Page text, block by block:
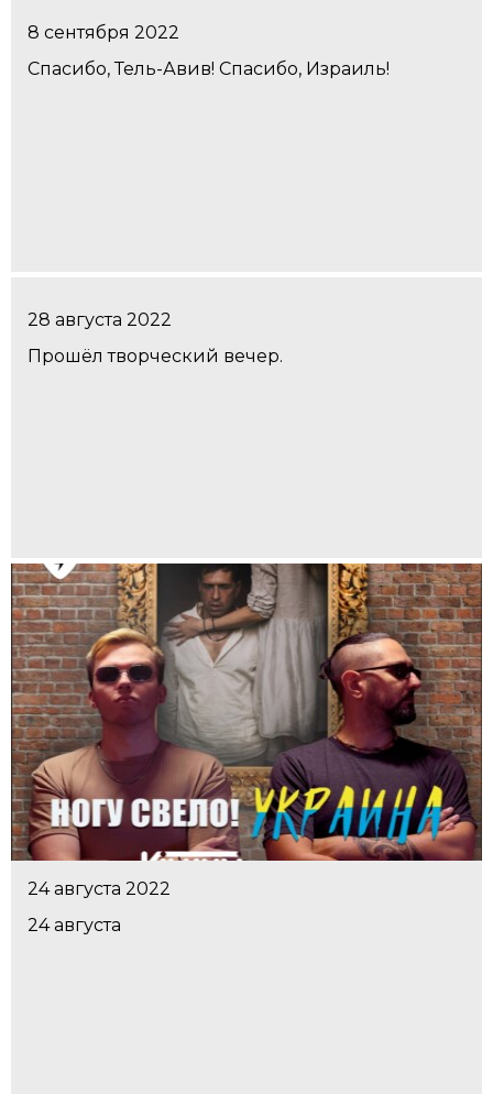
8 сентября 2022
Спасибо, Тель-Авив! Спасибо, Израиль!
28 августа 2022
Прошёл творческий вечер.
24 августа 2022
24 августа